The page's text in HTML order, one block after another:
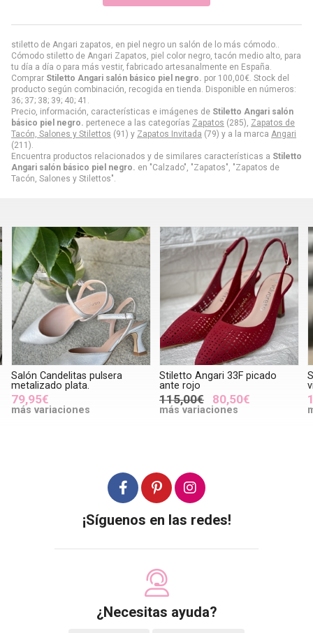
stiletto de Angari zapatos, en piel negro un salón de lo más cómodo..
Cómodo stiletto de Angari Zapatos, piel color negro, tacón medio alto, para
tu día a día o para más vestir, fabricado artesanalmente en España.
Comprar Stiletto Angari salón básico piel negro. por 100,00€ . Stock del
producto según combinación, recogida en tienda. Disponible en números:
36; 37; 38; 39; 40; 41.
Precio, información, características e imágenes de Stiletto Angari salón
básico piel negro. pertenece a las categorías Zapatos (285), Zapatos de
Tacón, Salones y Stilettos (91) y Zapatos Invitada (79) y a la marca Angari
(211).
Encuentra productos relacionados y de similares características a Stiletto
Angari salón básico piel negro. en "Calzado", "Zapatos", "Zapatos de
Tacón, Salones y Stilettos".
Salón Candelitas pulsera
metalizado plata.
79,95€
más variaciones
Stiletto Angari 33F picado
ante rojo
115,00€ 80,50€
más variaciones
¡Síguenos en las redes!
¿Necesitas ayuda?